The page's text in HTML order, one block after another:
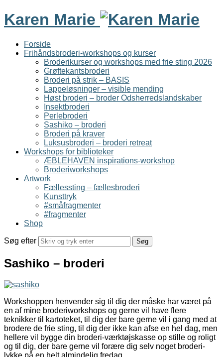
Karen Marie
Forside
Frihåndsbroderi-workshops og kurser
Broderikurser og workshops med frie sting 2026
Grøftekantsbroderi
Broderi på strik – BASIS
Lappeløsninger – visible mending
Høst broderi – broder Odsherredslandskaber
Insektbroderi
Perlebroderi
Sashiko – broderi
Broderi på kraver
Luksusbroderi – broderi retreat
Workshops for biblioteker
ÆBLEHAVEN inspirations-workshop
Broderiworkshops
Artwork
Fællessting – fællesbroderi
Kunsttryk
#småfragmenter
#fragmenter
Shop
Søg efter
Sashiko – broderi
Workshoppen henvender sig til dig der måske har været på
en af mine broderiworkshops og gerne vil have flere
teknikker til kartoteket, til dig der bare gerne vil i gang med at
brodere de frie sting, til dig der ikke kan afse en hel dag, men
hellere vil bygge din broderi-værktøjskasse op stille og roligt
og til dig, der bare gerne vil forære dig selv noget broderi-
lykke på en helt almindelig fredag.